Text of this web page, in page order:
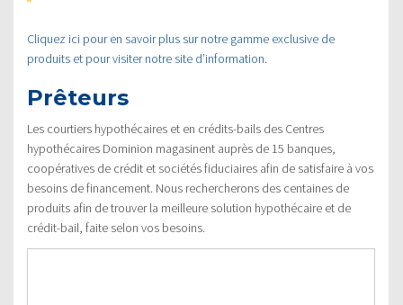
Cliquez ici pour en savoir plus sur notre gamme exclusive de
produits et pour visiter notre site d’information.
Prêteurs
Les courtiers hypothécaires et en crédits-bails des Centres
hypothécaires Dominion magasinent auprès de 15 banques,
coopératives de crédit et sociétés fiduciaires afin de satisfaire à vos
besoins de financement. Nous rechercherons des centaines de
produits afin de trouver la meilleure solution hypothécaire et de
crédit-bail, faite selon vos besoins.